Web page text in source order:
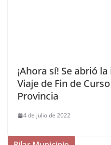
¡Ahora sí! Se abrió
Viaje de Fin de
Provincia
4 de julio de 2022